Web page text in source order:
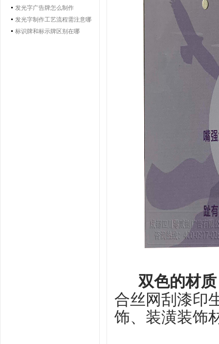
发光字广告牌怎么制作
发光字制作工艺流程需注意哪
些
标识牌和标示牌区别在哪
双色的材质
合丝 网刮漆印
饰、装潢装饰